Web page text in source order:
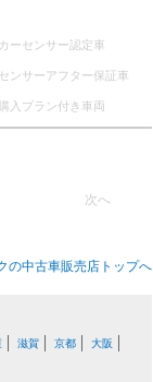
カーセンサー認定車
ンサーアフター保証車
購入プラン付き車両
次へ
の中古車販売店トップへ
滋賀 京都
大阪